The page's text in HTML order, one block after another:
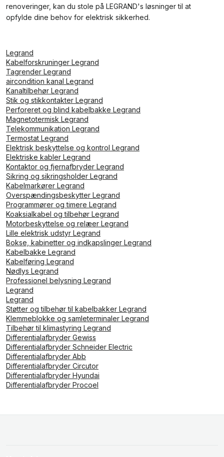
renoveringer, kan du stole på LEGRAND's løsninger til at
opfylde dine behov for elektrisk sikkerhed.
Legrand
Kabelforskruninger Legrand
Tagrender Legrand
aircondition kanal Legrand
Kanaltilbehør Legrand
Stik og stikkontakter Legrand
Perforeret og blind kabelbakke Legrand
Magnetotermisk Legrand
Telekommunikation Legrand
Termostat Legrand
Elektrisk beskyttelse og kontrol Legrand
Elektriske kabler Legrand
Kontaktor og fjernafbryder Legrand
Sikring og sikringsholder Legrand
Kabelmarkører Legrand
Overspændingsbeskytter Legrand
Programmører og timere Legrand
Koaksialkabel og tilbehør Legrand
Motorbeskyttelse og relæer Legrand
Lille elektrisk udstyr Legrand
Bokse, kabinetter og indkapslinger Legrand
Kabelbakke Legrand
Kabelføring Legrand
Nødlys Legrand
Professionel belysning Legrand
Legrand
Legrand
Støtter og tilbehør til kabelbakker Legrand
Klemmeblokke og samleterminaler Legrand
Tilbehør til klimastyring Legrand
Differentialafbryder Gewiss
Differentialafbryder Schneider Electric
Differentialafbryder Abb
Differentialafbryder Circutor
Differentialafbryder Hyundai
Differentialafbryder Procoel